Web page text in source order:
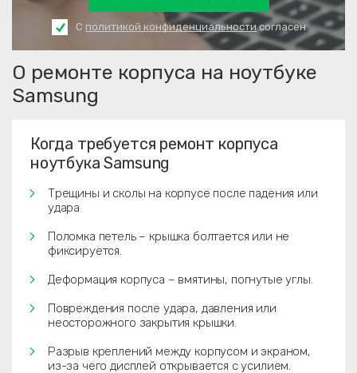
С политикой конфиденциальностисогласен
О ремонте корпуса на ноутбуке
Samsung
Когда требуется ремонт корпуса
ноутбука Samsung
Трещины и сколы на корпусе после падения или
удара
Поломка петель – крышка болтается или не
фиксируется.
Деформация корпуса – вмятины, погнутые углы.
Повреждения после удара, давления или
неосторожного закрытия крышки.
Разрыв креплений между корпусом и экраном,
из-за чего дисплей открывается с усилием.